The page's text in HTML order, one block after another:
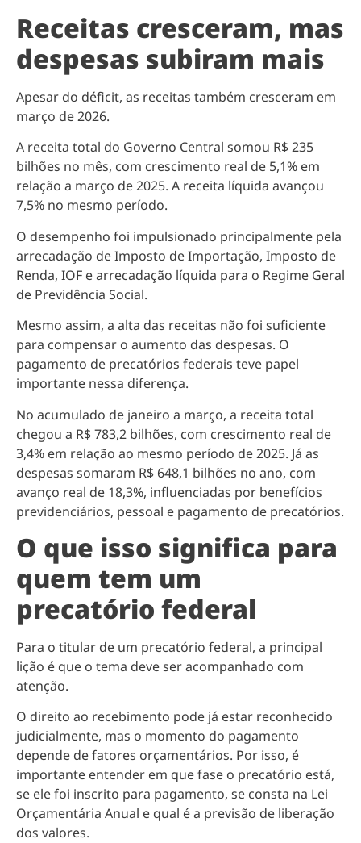
Receitas cresceram, mas
despesas subiram mais
Apesar do déficit, as receitas também cresceram em
março de 2026.
A receita total do Governo Central somou R$ 235
bilhões no mês, com crescimento real de 5,1% em
relação a março de 2025. A receita líquida avançou
7,5% no mesmo período.
O desempenho foi impulsionado principalmente pela
arrecadação de Imposto de Importação, Imposto de
Renda, IOF e arrecadação líquida para o Regime Geral
de Previdência Social.
Mesmo assim, a alta das receitas não foi suficiente
para compensar o aumento das despesas. O
pagamento de precatórios federais teve papel
importante nessa diferença.
No acumulado de janeiro a março, a receita total
chegou a R$ 783,2 bilhões, com crescimento real de
3,4% em relação ao mesmo período de 2025. Já as
despesas somaram R$ 648,1 bilhões no ano, com
avanço real de 18,3%, influenciadas por benefícios
previdenciários, pessoal e pagamento de precatórios.
O que isso significa para
quem tem um
precatório federal
Para o titular de um precatório federal, a principal
lição é que o tema deve ser acompanhado com
atenção.
O direito ao recebimento pode já estar reconhecido
judicialmente, mas o momento do pagamento
depende de fatores orçamentários. Por isso, é
importante entender em que fase o precatório está,
se ele foi inscrito para pagamento, se consta na Lei
Orçamentária Anual e qual é a previsão de liberação
dos valores.